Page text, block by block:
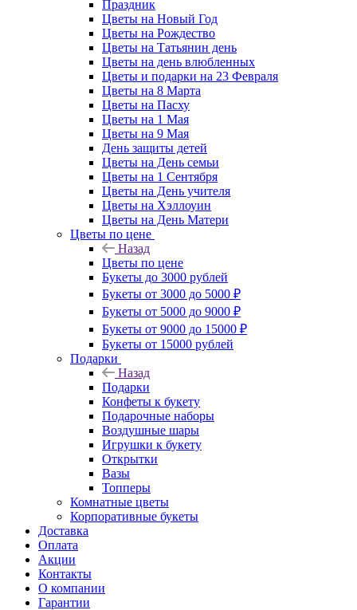
Праздник
Цветы на Новый Год
Цветы на Рождество
Цветы на Татьянин день
Цветы на день влюбленных
Цветы и подарки на 23 Февраля
Цветы на 8 Марта
Цветы на Пасху
Цветы на 1 Мая
Цветы на 9 Мая
День защиты детей
Цветы на День семьи
Цветы на 1 Сентября
Цветы на День учителя
Цветы на Хэллоуин
Цветы на День Матери
Цветы по цене
Назад
Цветы по цене
Букеты до 3000 рублей
Букеты от 3000 до 5000 ₽
Букеты от 5000 до 9000 ₽
Букеты от 9000 до 15000 ₽
Букеты от 15000 рублей
Подарки
Назад
Подарки
Конфеты к букету
Подарочные наборы
Воздушные шары
Игрушки к букету
Открытки
Вазы
Топперы
Комнатные цветы
Корпоративные букеты
Доставка
Оплата
Акции
Контакты
О компании
Гарантии